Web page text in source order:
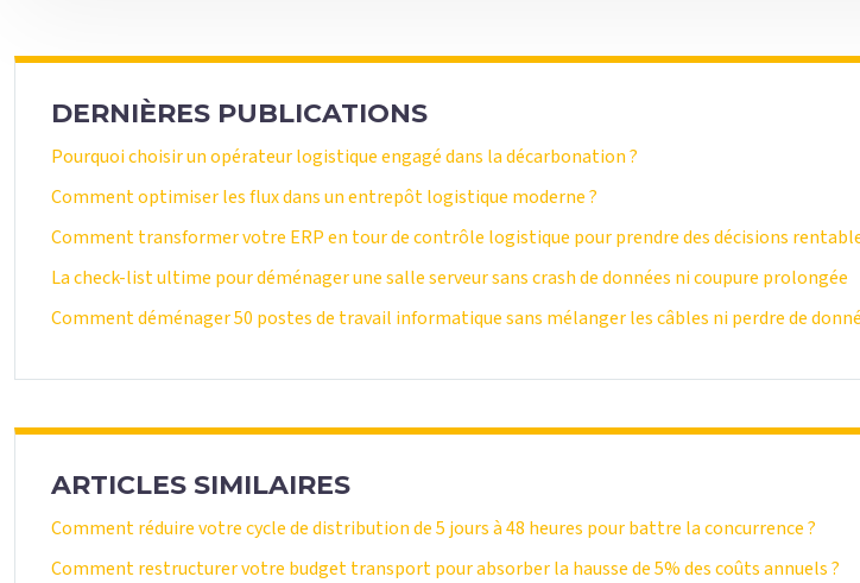
DERNIÈRES PUBLICATIONS
Pourquoi choisir un opérateur logistique engagé dans la décarbonation ?
Comment optimiser les flux dans un entrepôt logistique moderne ?
Comment transformer votre ERP en tour de contrôle logistique pour prendre des décisions
La check-list ultime pour déménager une salle serveur sans crash de données ni coupure prolongée
Comment déménager 50 postes de travail informatique sans mélanger les câbles ni perdre de
ARTICLES SIMILAIRES
Comment réduire votre cycle de distribution de 5 jours à 48 heures pour battre la concurrence ?
Comment restructurer votre budget transport pour absorber la hausse de 5% des coûts annuels ?